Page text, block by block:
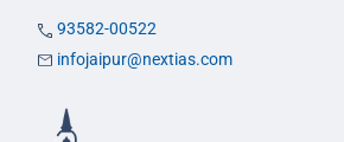
93582-00522
infojaipur@nextias.com